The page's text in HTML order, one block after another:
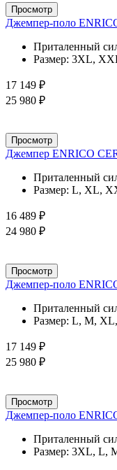
Просмотр
Джемпер-поло
Приталенный
Размер: 3XL,
17 149 ₽
25 980 ₽
Просмотр
Джемпер ENRICO
Приталенный
Размер: L, XL,
16 489 ₽
24 980 ₽
Просмотр
Джемпер-поло
Приталенный
Размер: L, M,
17 149 ₽
25 980 ₽
Просмотр
Джемпер-поло
Приталенный
Размер: 3XL, L,